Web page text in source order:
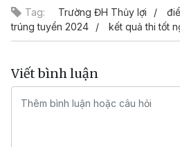
Tag: Trường ĐH Thủy lợi
trúng tuyển 2024
kết quả thi tốt
Viết bình luận